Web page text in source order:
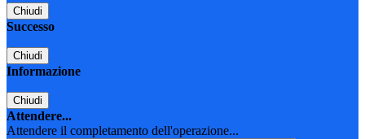
Chiudi
Successo
Chiudi
Informazione
Chiudi
Attendere...
Attendere il completamento dell'operazione...